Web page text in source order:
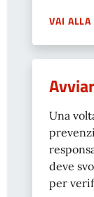
VAI
Una
deve
per